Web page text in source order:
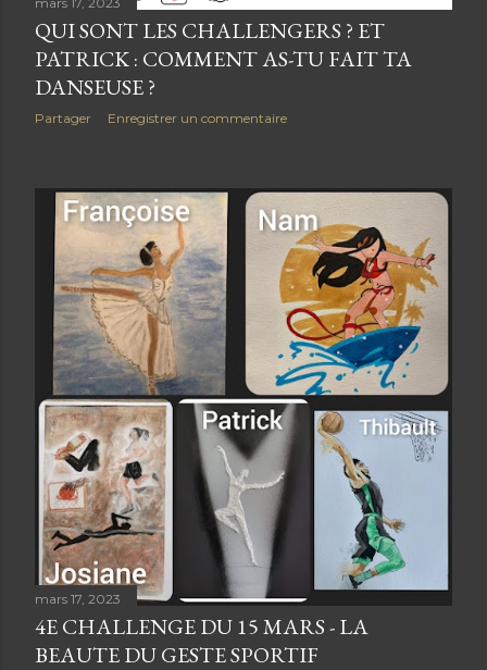
e
s
QUI SONT LES CHALLENGERS ? ET
PATRICK : COMMENT AS-TU FAIT TA
DANSEUSE ?
Partager Enregistrer un commentaire
mars 17, 2023
4E CHALLENGE DU 15 MARS - LA
BEAUTE DU GESTE SPORTIF